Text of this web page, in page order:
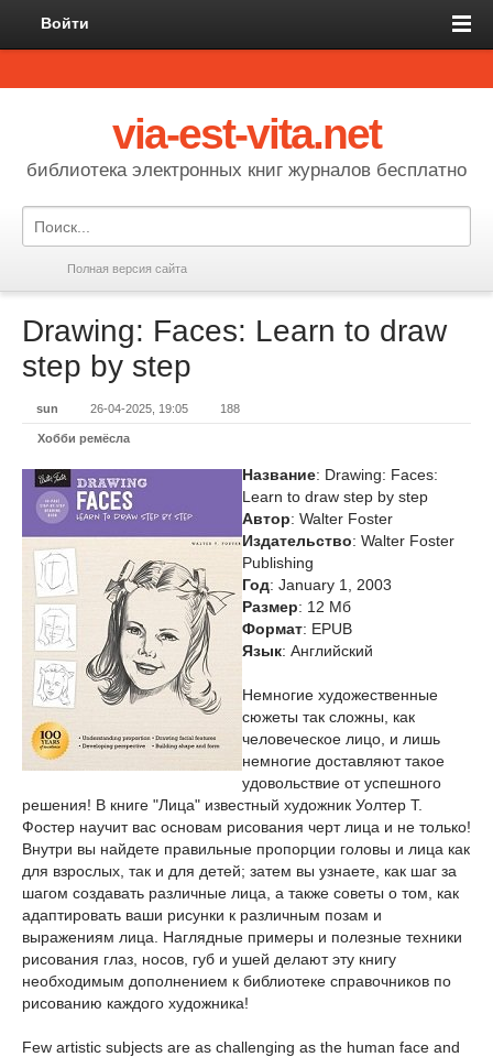
Войти
via-est-vita.net
библиотека электронных книг журналов бесплатно
Полная версия сайта
Drawing: Faces: Learn to draw
step by step
sun 26-04-2025, 19:05 188
Хобби ремёсла
Название: Drawing: Faces:
Learn to draw step by step
Автор: Walter Foster
Издательство: Walter Foster
Publishing
Год: January 1, 2003
Размер: 12 Мб
Формат: EPUB
Язык: Английский
Немногие художественные
сюжеты так сложны, как
человеческое лицо, и лишь
немногие доставляют такое
удовольствие от успешного
решения! В книге "Лица" известный художник Уолтер Т.
Фостер научит вас основам рисования черт лица и не только!
Внутри вы найдете правильные пропорции головы и лица как
для взрослых, так и для детей; затем вы узнаете, как шаг за
шагом создавать различные лица, а также советы о том, как
адаптировать ваши рисунки к различным позам и
выражениям лица. Наглядные примеры и полезные техники
рисования глаз, носов, губ и ушей делают эту книгу
необходимым дополнением к библиотеке справочников по
рисованию каждого художника!
Few artistic subjects are as challenging as the human face and